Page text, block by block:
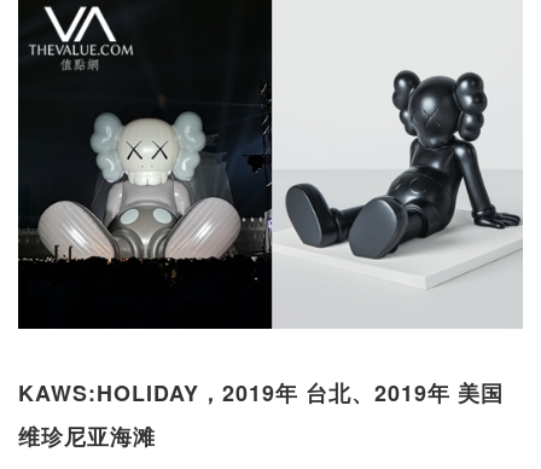
KAWS:HOLIDAY，2019年 台北、2019年 美国
维珍尼亚海滩